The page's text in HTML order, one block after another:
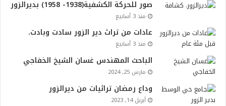
صور للحركة الكشفية(1938- 1958) بديرالزور
منذ 3 أسابيع
عادات من تراث دير الزور سادت وبادت.
منذ 3 أسابيع
الباحث المهندس غسان الشيخ الخفاجي
مارس 25, 2024
وداع رمضان تراثيات من ديرالزور
أبريل 14, 2023